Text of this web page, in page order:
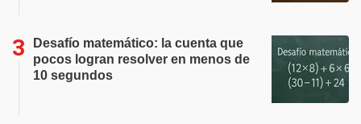
Desafío matemático: la cuenta que
pocos logran resolver en menos de
10 segundos